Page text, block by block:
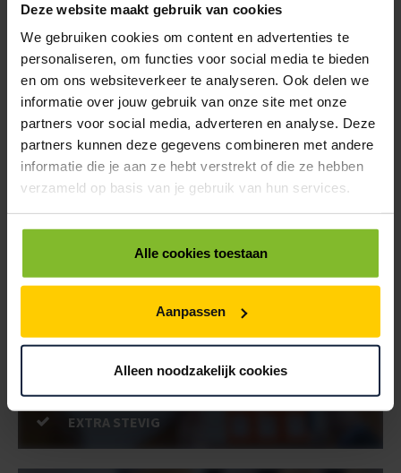
Deze website maakt gebruik van cookies
We gebruiken cookies om content en advertenties te
personaliseren, om functies voor social media te bieden
en om ons websiteverkeer te analyseren. Ook delen we
informatie over jouw gebruik van onze site met onze
partners voor social media, adverteren en analyse. Deze
partners kunnen deze gegevens combineren met andere
informatie die je aan ze hebt verstrekt of die ze hebben
verzameld op basis van je gebruik van hun services.
Alle cookies toestaan
Aanpassen
Alleen noodzakelijk cookies
VOOR BOEKEN TOT ONDERDELEN
EXTRA STEVIG
BRIEVENBUSDOOS
BEDRUKKEN
Post stevig verpakt
VOOR BOEKEN TOT ONDERDELEN
EXTRA STEVIG
DOOS BEDRUKKEN
Met logo of full-colour
EXTRA STEVIG